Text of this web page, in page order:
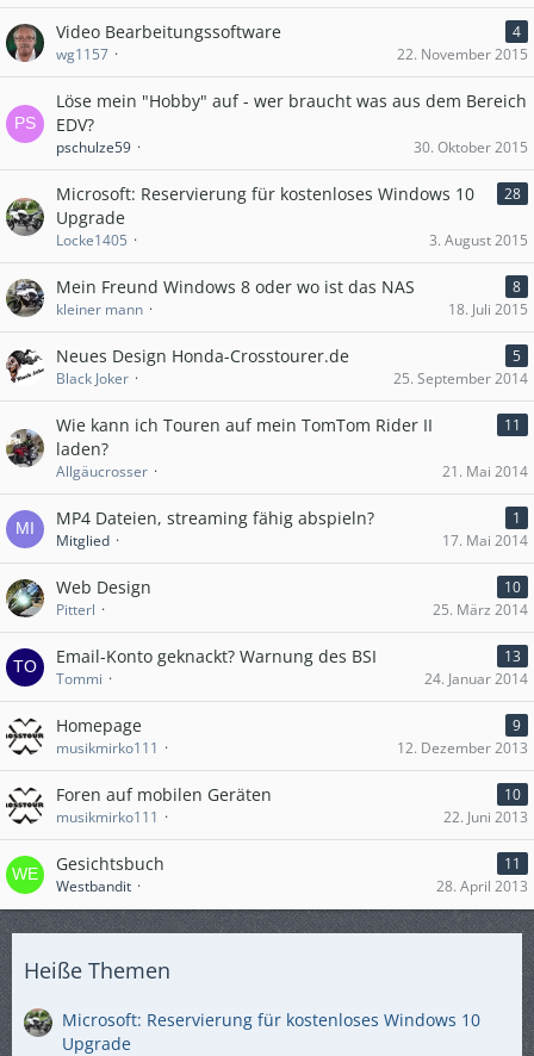
Video Bearbeitungssoftware
4
wg1157
22. November 2015
Löse mein "Hobby" auf - wer braucht was aus dem Bereich
EDV?
pschulze59 30. Oktober 2015
Microsoft: Reservierung für kostenloses Windows 10
Upgrade
28
Locke1405 3. August 2015
Mein Freund Windows 8 oder wo ist das NAS
8
kleiner mann
18. Juli 2015
Neues Design Honda-Crosstourer.de
5
Black Joker
25. September 2014
Wie kann ich Touren auf mein TomTom Rider II
laden?
11
Allgäucrosser 21. Mai 2014
MP4 Dateien, streaming fähig abspieln?
1
Mitglied
17. Mai 2014
Web Design
10
Pitterl
25. März 2014
Email-Konto geknackt? Warnung des BSI
13
Tommi
24. Januar 2014
Homepage
9
musikmirko111
12. Dezember 2013
Foren auf mobilen Geräten
10
musikmirko111
22. Juni 2013
Gesichtsbuch
11
Westbandit
28. April 2013
Heiße Themen
Microsoft: Reservierung für kostenloses Windows 10
Upgrade